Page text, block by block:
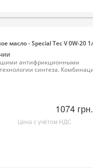
масло - Special Tec V 0W-20
антифрикционными
синтеза.
1074 грн.
Цена с учётом НДС